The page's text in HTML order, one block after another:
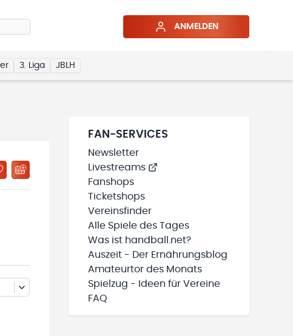
ANMELDEN
3. Liga JBLH
WIRD GELADEN
ZU „MEINE TEAMS“ HINZUFÜGEN
FAN-SERVICES
Newsletter
Livestreams
Fanshops
Ticketshops
Vereinsfinder
Alle Spiele des Tages
Was ist handball.net?
Auszeit - Der Ernährungsblog
Amateurtor des Monats
Spielzug - Ideen für Vereine
FAQ